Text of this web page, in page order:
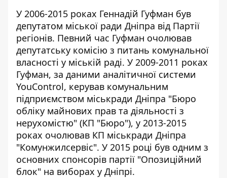
У 2006-2015 роках Геннадій Гуфман був
депутатом міської ради Дніпра від Партії
регіонів. Певний час Гуфман очолював
депутатську комісію з питань комунальної
власності у міській раді. У 2009-2011 роках
Гуфман, за даними аналітичної системи
YouControl, керував комунальним
підприємством міськради Дніпра "Бюро
обліку майнових прав та діяльності з
нерухомістю" (КП "Бюро"), у 2013-2015
роках очолював КП міськради Дніпра
"Комунжилсервіс". У 2015 році був одним з
основних спонсорів партії "Опозиційний
блок" на виборах у Дніпрі.